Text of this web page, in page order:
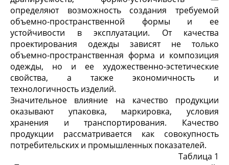
определяют возможность создания требуемой
объемно-пространственной формы и ее
устойчивости в эксплуа­тации. От качества
проектирования одежды зависят не только
объемно-пространственная форма и композиция
одежды, но и ее художественно-эстетические
свойства, а также экономичность и
технологичность изделий.
Значительное влияние на качество продукции
оказывают упа­ковка, маркировка, условия
хранения и транспортирования. Ка­чество
продукции рассматривается как совокупность
потребитель­ских и промышленных показателей.
Таблица 1